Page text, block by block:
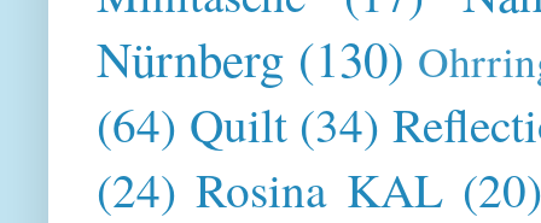
Nürnberg (130)
(64) Quilt (34)
(24) Rosina KAL